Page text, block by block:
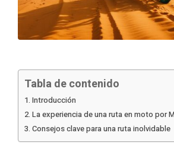
Tabla de contenido
Introducción
La experiencia de una ruta en moto por
Consejos clave para una ruta inolvidable